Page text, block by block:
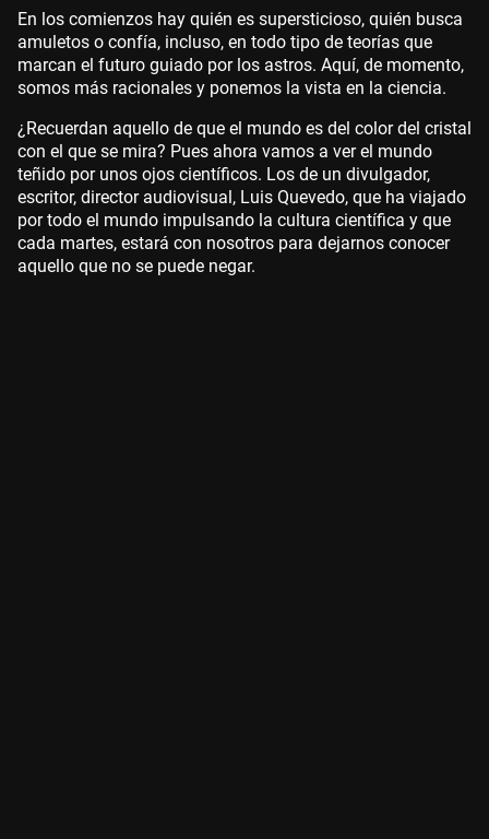
En los comienzos hay quién es supersticioso, quién busca
amuletos o confía, incluso, en todo tipo de teorías que
marcan el futuro guiado por los astros. Aquí, de momento,
somos más racionales y ponemos la vista en la ciencia.
¿Recuerdan aquello de que el mundo es del color del cristal
con el que se mira? Pues ahora vamos a ver el mundo
teñido por unos ojos científicos. Los de un divulgador,
escritor, director audiovisual, Luis Quevedo, que ha viajado
por todo el mundo impulsando la cultura científica y que
cada martes, estará con nosotros para dejarnos conocer
aquello que no se puede negar.